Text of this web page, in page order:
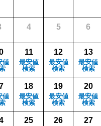
4 5 6
値
11
最安値
検索
12
最安値
検索
13
最安値
検索
値
18
最安値
検索
19
最安値
検索
20
最安値
検索
25 26 27